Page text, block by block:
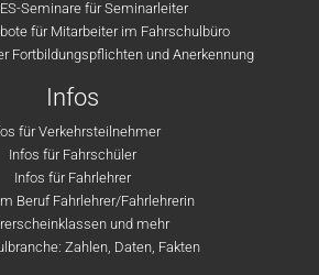
Seminare für Seminarleiter
für Mitarbeiter im Fahrschulbüro
Fortbildungspflichten und Anerkennung
Infos
für Verkehrsteilnehmer
Infos für Fahrschüler
Infos für Fahrlehrer
Beruf Fahrlehrer/Fahrlehrerin
und mehr
Zahlen, Daten, Fakten